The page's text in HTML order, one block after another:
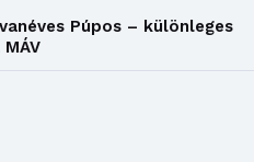
Púpos – különleges